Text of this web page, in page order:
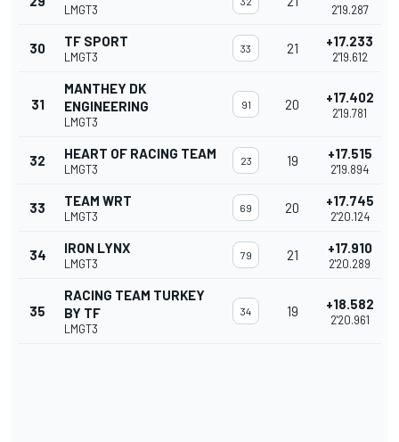
LMGT3 2'19.287
30 TF SPORT
LMGT3
33 21 +17.233
2'19.612
31
MANTHEY DK
ENGINEERING
LMGT3
91 20 +17.402
2'19.781
32 HEART OF RACING TEAM
LMGT3
23 19 +17.515
2'19.894
33 TEAM WRT
LMGT3
69 20 +17.745
2'20.124
34 IRON LYNX
LMGT3
79 21 +17.910
2'20.289
35
RACING TEAM TURKEY
BY TF
LMGT3
34 19 +18.582
2'20.961